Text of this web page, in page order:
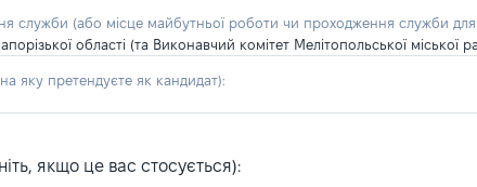
служби (або місце майбутньої роботи чи проходження служби для
області (та Виконавчий комітет Мелітопольської міської
яку претендуєте як кандидат):
якщо це вас стосується):